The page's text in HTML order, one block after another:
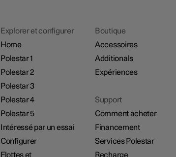
Explorer et configurer
Home
Polestar 1
Polestar 2
Polestar 3
Polestar 4
Polestar 5
Intéressé par un essai
Configurer
Flottes et
Boutique
Accessoires
Additionals
Expériences
Support
Comment acheter
Financement
Services Polestar
Recharge